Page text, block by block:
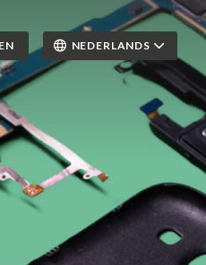
NEDERLANDS